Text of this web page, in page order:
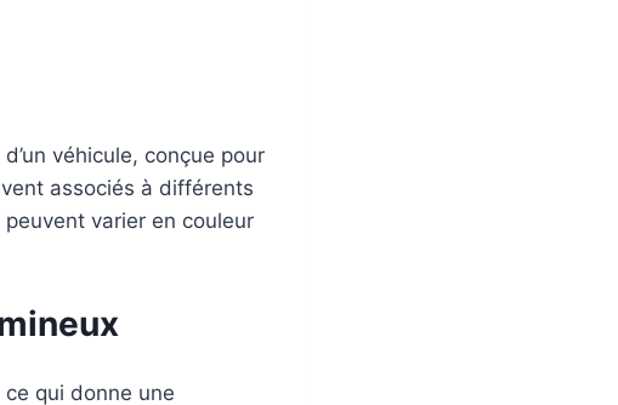
véhicule, conçue pour
associés à différents
varier en couleur
ce qui donne une